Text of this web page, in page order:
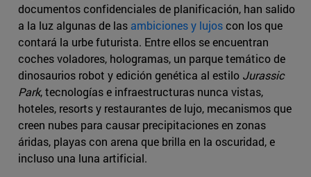
documentos confidenciales de planificación, han salido
a la luz algunas de las ambiciones y lujoscon los que
contará la urbe futurista. Entre ellos se encuentran
coches voladores, hologramas, un parque temático de
dinosaurios robot y edición genética al estilo Jurassic
Park, tecnologías e infraestructuras nunca vistas,
hoteles, resorts y restaurantes de lujo, mecanismos que
creen nubes para causar precipitaciones en zonas
áridas, playas con arena que brilla en la oscuridad, e
incluso una luna artificial.